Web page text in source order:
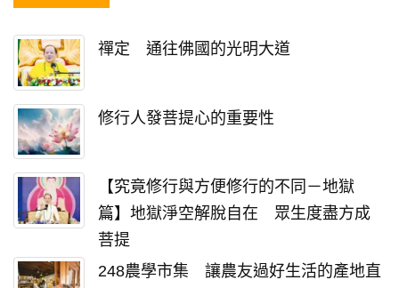
禪定 通往佛國的光明大道
修行人發菩提心的重要性
【究竟修行與方便修行的不同－地獄
篇】地獄淨空解脫自在 眾生度盡方成
菩提
248農學市集 讓農友過好生活的產地直